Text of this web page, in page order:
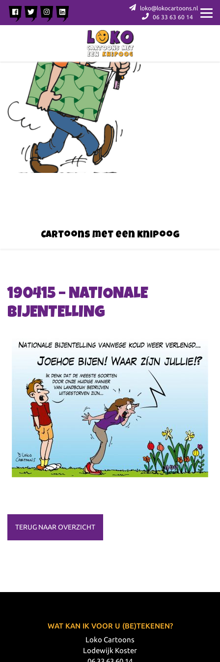
loko@lokocartoons.nl
06 33 63 60 14
Cartoons met een knipoog
190415 – NATIONALE
BIJENTELLING
TERUG NAAR OVERZICHT
WAT KAN IK VOOR U (BE)TEKENEN?
Loko Cartoons
Lodewijk Koster